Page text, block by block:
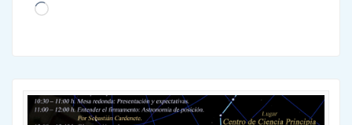
Cargando...